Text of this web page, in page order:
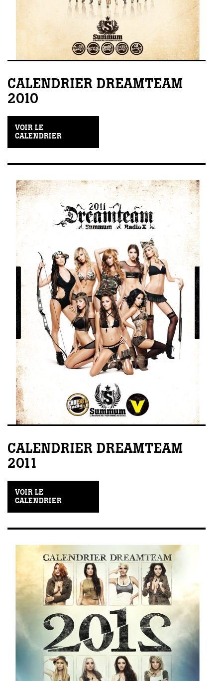
CALENDRIER DREAMTEAM
2010
VOIR LE
CALENDRIER
CALENDRIER DREAMTEAM
2011
VOIR LE
CALENDRIER